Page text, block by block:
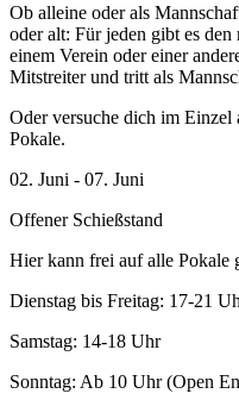
Ob alleine oder als
oder alt: Für jeden gibt es
einem Verein oder einer
Mitstreiter und tritt als
Oder versuche dich im Einzel
Pokale.
02. Juni - 07. Juni
Offener Schießstand
Hier kann frei auf alle Pokale
Dienstag bis Freitag: 17-21
Samstag: 14-18 Uhr
Sonntag: Ab 10 Uhr (Open